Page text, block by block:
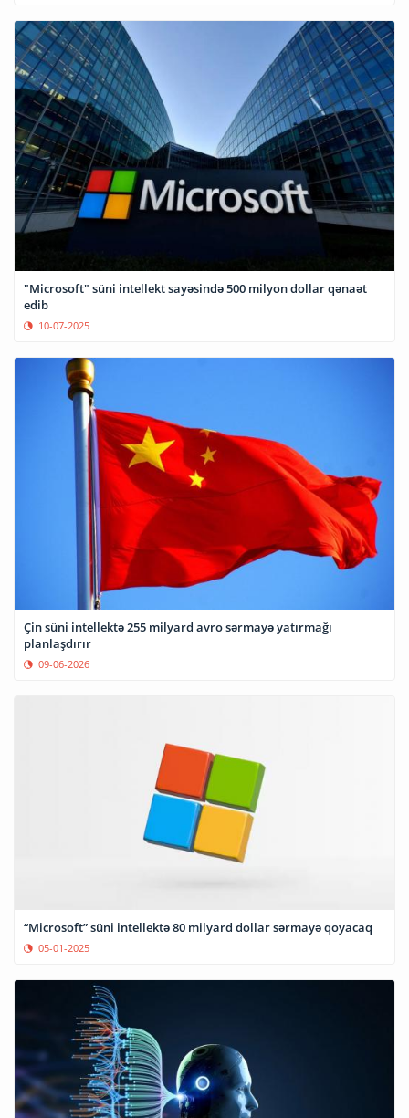
"Microsoft" süni intellekt sayəsində 500 milyon dollar qənaət
edib
10-07-2025
Çin süni intellektə 255 milyard avro sərmayə yatırmağı
planlaşdırır
09-06-2026
“Microsoft” süni intellektə 80 milyard dollar sərmayə qoyacaq
05-01-2025